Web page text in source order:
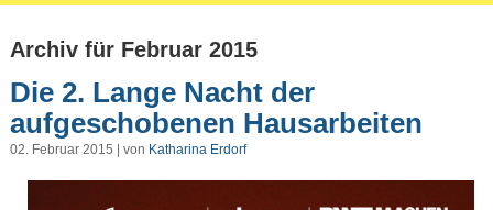
Archiv für Februar 2015
Die 2. Lange Nacht der
aufgeschobenen Hausarbeiten
02. Februar 2015 | von Katharina Erdorf